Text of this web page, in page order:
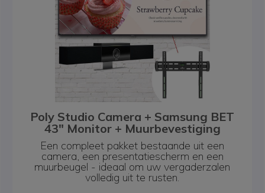
Poly Studio Camera + Samsung BET
43" Monitor + Muurbevestiging
Een compleet pakket bestaande uit een
camera, een presentatiescherm en een
muurbeugel - ideaal om uw vergaderzalen
volledig uit te rusten.